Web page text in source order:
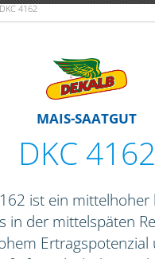
4162
MAIS-SAATGUT
DKC 4162
ist ein
in der mittelspäten
Ertragspotenzial